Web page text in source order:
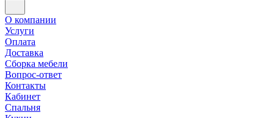
О компании
Услуги
Оплата
Доставка
Сборка мебели
Вопрос-ответ
Контакты
Кабинет
Спальня